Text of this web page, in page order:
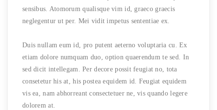
sensibus. Atomorum qualisque vim id, graeco graecis
neglegentur ut per. Mei vidit impetus sententiae ex.
Duis nullam eum id, pro putent aeterno voluptaria cu. Ex
etiam dolore numquam duo, option quaerendum te sed. In
sed dicit intellegam. Per decore possit feugiat no, tota
consetetur his at, his postea equidem id. Feugiat equidem
vis ea, nam abhorreant consectetuer ne, vis quando legere
dolorem at.